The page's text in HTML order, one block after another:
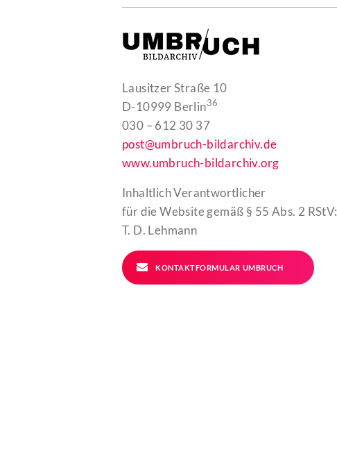
Lausitzer Straße 10
D-10999 Berlin36
030 – 612 30 37
post@umbruch-bildarchiv.de
www.umbruch-bildarchiv.org
Inhaltlich Verantwortlicher
für die Website gemäß § 55 Abs. 2 RStV:
T. D. Lehmann
KONTAKTFORMULAR UMBRUCH